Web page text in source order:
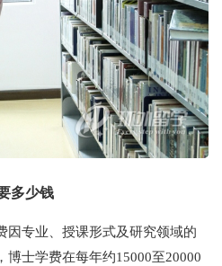
多少钱
因专业、授课形式及研究领域的
士学费在每年约15000至20000